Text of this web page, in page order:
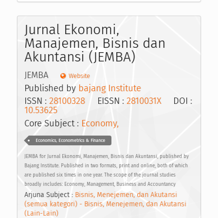
Jurnal Ekonomi,
Manajemen, Bisnis dan
Akuntansi (JEMBA)
JEMBA Website
Published by bajang Institute
ISSN : 28100328 EISSN : 2810031XDOI :
10.53625
Core Subject : Economy,
Economics, Econometrics & Finance
JEMBA for Jurnal Ekonomi, Manajemen, Bisnis dan Akuntansi, published by
Bajang Institute. Published in two formats, print and online, both of which
are published six times in one year. The scope of the journal studies
broadly includes: Economy, Management, Business and Accountancy
Arjuna Subject : Bisnis, Menejemen, dan Akutansi
(semua kategori) - Bisnis, Menejemen, dan Akutansi
(Lain-Lain)